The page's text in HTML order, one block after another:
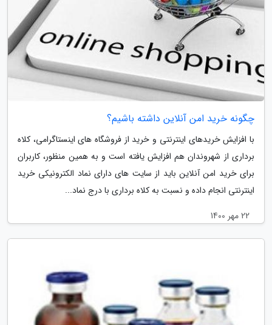
چگونه خرید امن آنلاین داشته باشیم؟
با افزایش خریدهای اینترنتی و خرید از فروشگاه های اینستاگرامی، کلاه
برداری از شهروندان هم افزایش یافته است و به همین منظور، کاربران
برای خرید امن آنلاین باید از سایت های دارای نماد الکترونیکی خرید
اینترنتی انجام داده و نسبت به کلاه برداری با درج نماد...
22 مهر 1400